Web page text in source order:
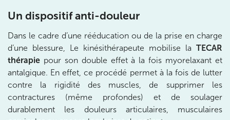
Un dispositif anti-douleur
Dans le cadre d’une rééducation ou de la prise en charge
d’une blessure, Le kinésithérapeute mobilise la TECAR
thérapie pour son double effet à la fois myorelaxant et
antalgique. En effet, ce procédé permet à la fois de lutter
contre la rigidité des muscles, de supprimer les
contractures (même profondes) et de soulager
durablement les douleurs articulaires, musculaires
3 Av. André Morizet 92100 Boulogne-Billancourt
01 48 25 34 79
Prenez RDV sur
Prenez RDV sur